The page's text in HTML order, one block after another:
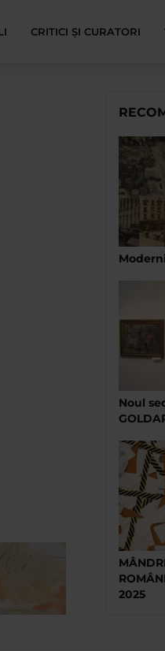
CRITICI ȘI CURATORI
Noul
2025